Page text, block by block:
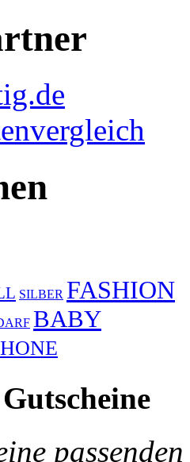
SILBER FASHION
BABY